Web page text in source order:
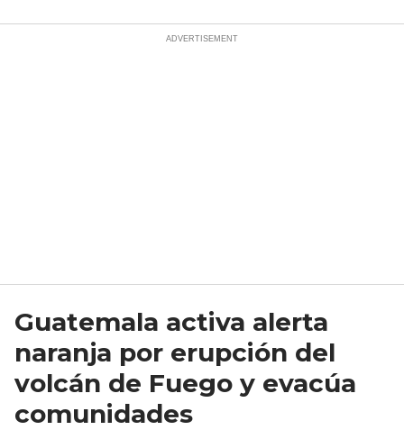
Guatemala activa alerta
naranja por erupción del
volcán de Fuego y evacúa
comunidades